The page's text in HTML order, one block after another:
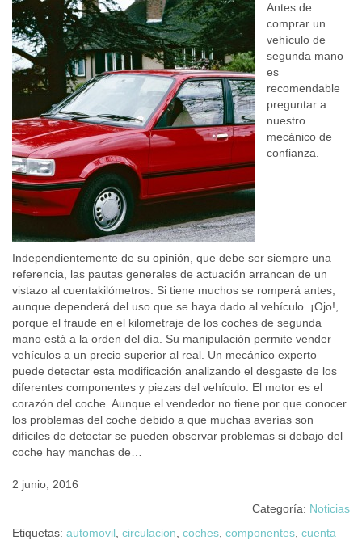
Antes de
comprar un
vehículo de
segunda mano
es
recomendable
preguntar a
nuestro
mecánico de
confianza.
Independientemente de su opinión, que debe ser siempre una
referencia, las pautas generales de actuación arrancan de un
vistazo al cuentakilómetros. Si tiene muchos se romperá antes,
aunque dependerá del uso que se haya dado al vehículo. ¡Ojo!,
porque el fraude en el kilometraje de los coches de segunda
mano está a la orden del día. Su manipulación permite vender
vehículos a un precio superior al real. Un mecánico experto
puede detectar esta modificación analizando el desgaste de los
diferentes componentes y piezas del vehículo. El motor es el
corazón del coche. Aunque el vendedor no tiene por que conocer
los problemas del coche debido a que muchas averías son
difíciles de detectar se pueden observar problemas si debajo del
coche hay manchas de…
2 junio, 2016
Categoría: Noticias
Etiquetas: automovil circulacion coches componentes cuenta